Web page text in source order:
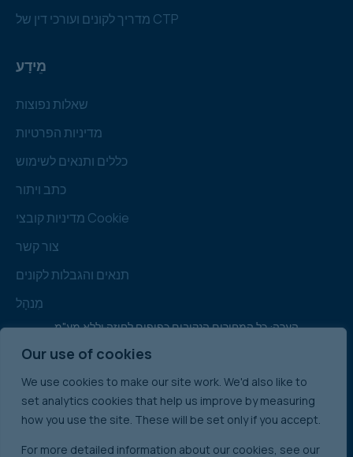
Our use of cookies
We use cookies to make our site work. We'd also like to
set analytics cookies that help us improve by measuring
how you use the site. These will be set only if you accept.
For more detailed information about our cookies, see our
מדריך לקונים ועורכי דין של CTP
מֵידָע
שאלות נפוצות
מדיניות הפרטיות
כללים ותנאים לשימוש
כתב ויתור
מדיניות קובצי Cookie
צור קשר
תנאים והגבלות לקונים
מִנהָל
הערה: כל המחירים הנקובים כפופים לחוזה וללא מע"מ
מכירת נכסים מסחריים בינלאומיים:
אנגליה ווילס
אירלנד